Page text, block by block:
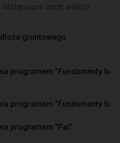
opcje analizy:
gruntowego
programem "Fundamenty
programem "Fundamenty
programem "Pal"